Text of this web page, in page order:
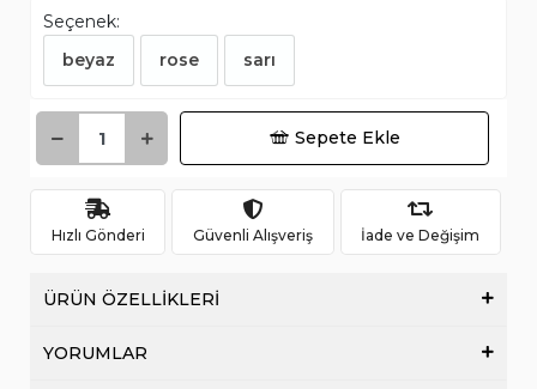
Seçenek:
beyaz
rose sarı
Sepete Ekle
Hızlı Gönderi Güvenli Alışveriş İade ve Değişim
ÜRÜN ÖZELLİKLERİ
YORUMLAR